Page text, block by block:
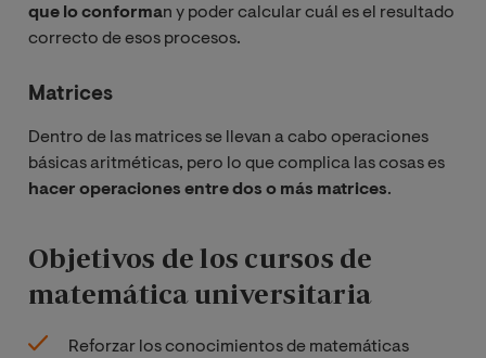
que lo conforman y poder calcular cuál es el resultado
correcto de esos procesos.
Matrices
Dentro de las matrices se llevan a cabo operaciones
básicas aritméticas, pero lo que complica las cosas es
hacer operaciones entre dos o más matrices.
Objetivos de los cursos de
matemática universitaria
Reforzar los conocimientos de matemáticas